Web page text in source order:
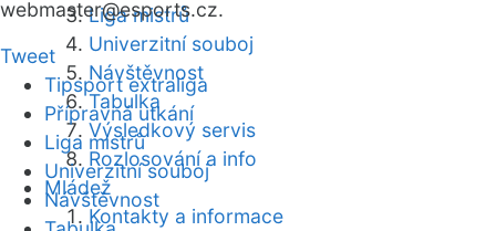
Liga mistrů
Univerzitní souboj
Návštěvnost
Tabulka
Výsledkový servis
Rozlosování a info
Mládež
Kontakty a informace
webmaster@esports.cz.
Tweet
Tipsport extraliga
Přípravná utkání
Liga mistrů
Univerzitní souboj
Návštěvnost